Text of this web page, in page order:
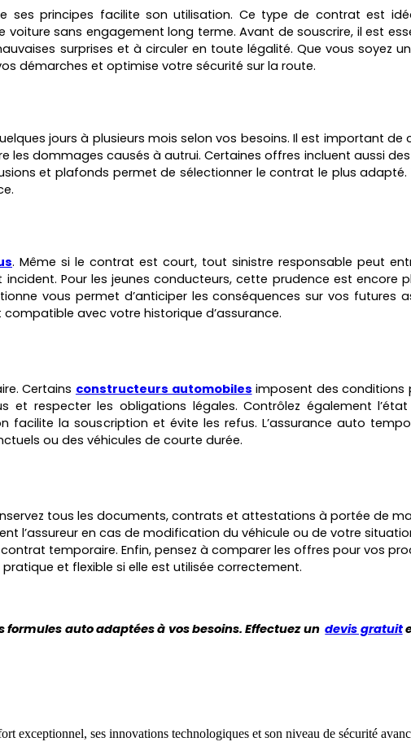
principes facilite son utilisation. Ce type de contrat est
sans engagement long terme. Avant de souscrire, il est
surprises et à circuler en toute légalité. Que vous soyez
démarches et optimise votre sécurité sur la route.
jours à plusieurs mois selon vos besoins. Il est important
les dommages causés à autrui. Certaines offres incluent aussi
et plafonds permet de sélectionner le contrat le plus
. Même si le contrat est court, tout sinistre responsable peut
Pour les jeunes conducteurs, cette prudence est encore
vous permet d’anticiper les conséquences sur vos futures
avec votre historique d’assurance.
e. Certains constructeurs automobiles imposent des conditions
respecter les obligations légales. Contrôlez également
facilite la souscription et évite les refus. L’assurance auto
ou des véhicules de courte durée.
tous les documents, contrats et attestations à portée de
en cas de modification du véhicule ou de votre
temporaire. Enfin, pensez à comparer les offres pour vos
et flexible si elle est utilisée correctement.
formules auto adaptées à vos besoins. Effectuez undevis gratuit
exceptionnel, ses innovations technologiques et son niveau de sécurité